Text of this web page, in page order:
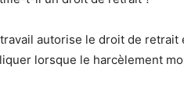
travail autorise le droit de
lorsque le harcèlement